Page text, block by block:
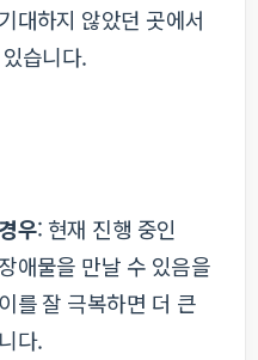
대하지 않았던 곳에서
습니다.
우: 현재 진행 중인
애물을 만날 수 있음을
를 잘 극복하면 더 큰
다.